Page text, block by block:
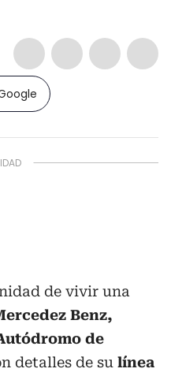
de vivir una
Benz,
de
detalles de su línea